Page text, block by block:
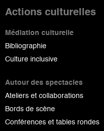
Actions culturelles
Médiation culturelle
Bibliographie
Culture inclusive
Autour des spectacles
Ateliers et collaborations
Bords de scène
Conférences et tables rondes